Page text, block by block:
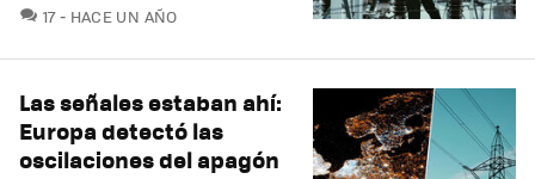
17COMENTARIOS
HACE UN AÑO
Las señales estaban ahí:
Europa detectó las
oscilaciones del apagón